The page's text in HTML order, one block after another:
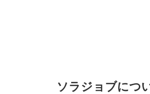
ソラジョブにつ